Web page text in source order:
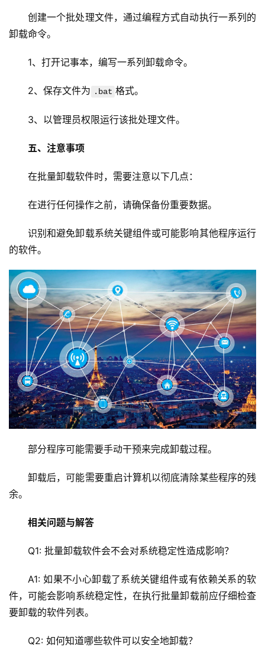
安
全
i
n
u
运
维
创建一个批处理文件，通过编程方式自动执行一系列的
卸载命令。
1、打开记事本，编写一系列卸载命令。
2、保存文件为 .bat 格式。
3、以管理员权限运行该批处理文件。
五、注意事项
在批量卸载软件时，需要注意以下几点：
在进行任何操作之前，请确保备份重要数据。
识别和避免卸载系统关键组件或可能影响其他程序运行
的软件。
部分程序可能需要手动干预来完成卸载过程。
卸载后，可能需要重启计算机以彻底清除某些程序的残
余。
相关问题与解答
Q1: 批量卸载软件会不会对系统稳定性造成影响？
A1: 如果不小心卸载了系统关键组件或有依赖关系的软
件，可能会影响系统稳定性，在执行批量卸载前应仔细检查
要卸载的软件列表。
Q2: 如何知道哪些软件可以安全地卸载？